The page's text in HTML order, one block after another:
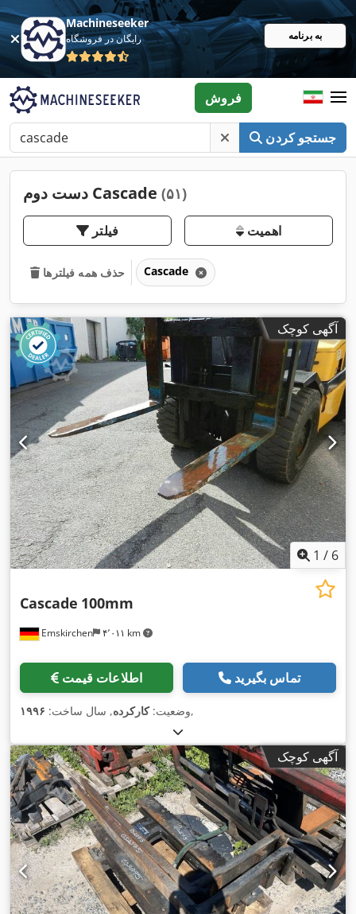
Machineseeker
رایگان در فروشگاه به برنامه
جستجو کردن
فروش
دست دوم Cascade (۵۱)
فیلتر اهمیت
حذف همه فیلترها Cascade
آگهی کوچک
1 / 6
Emskirchen ۴٬۰۱۱ km
Cascade 100mm
اطلاعات قیمت تماس بگیرید
وضعیت:کارکرده, سال ساخت: ۱۹۹۶ ,
آگهی کوچک